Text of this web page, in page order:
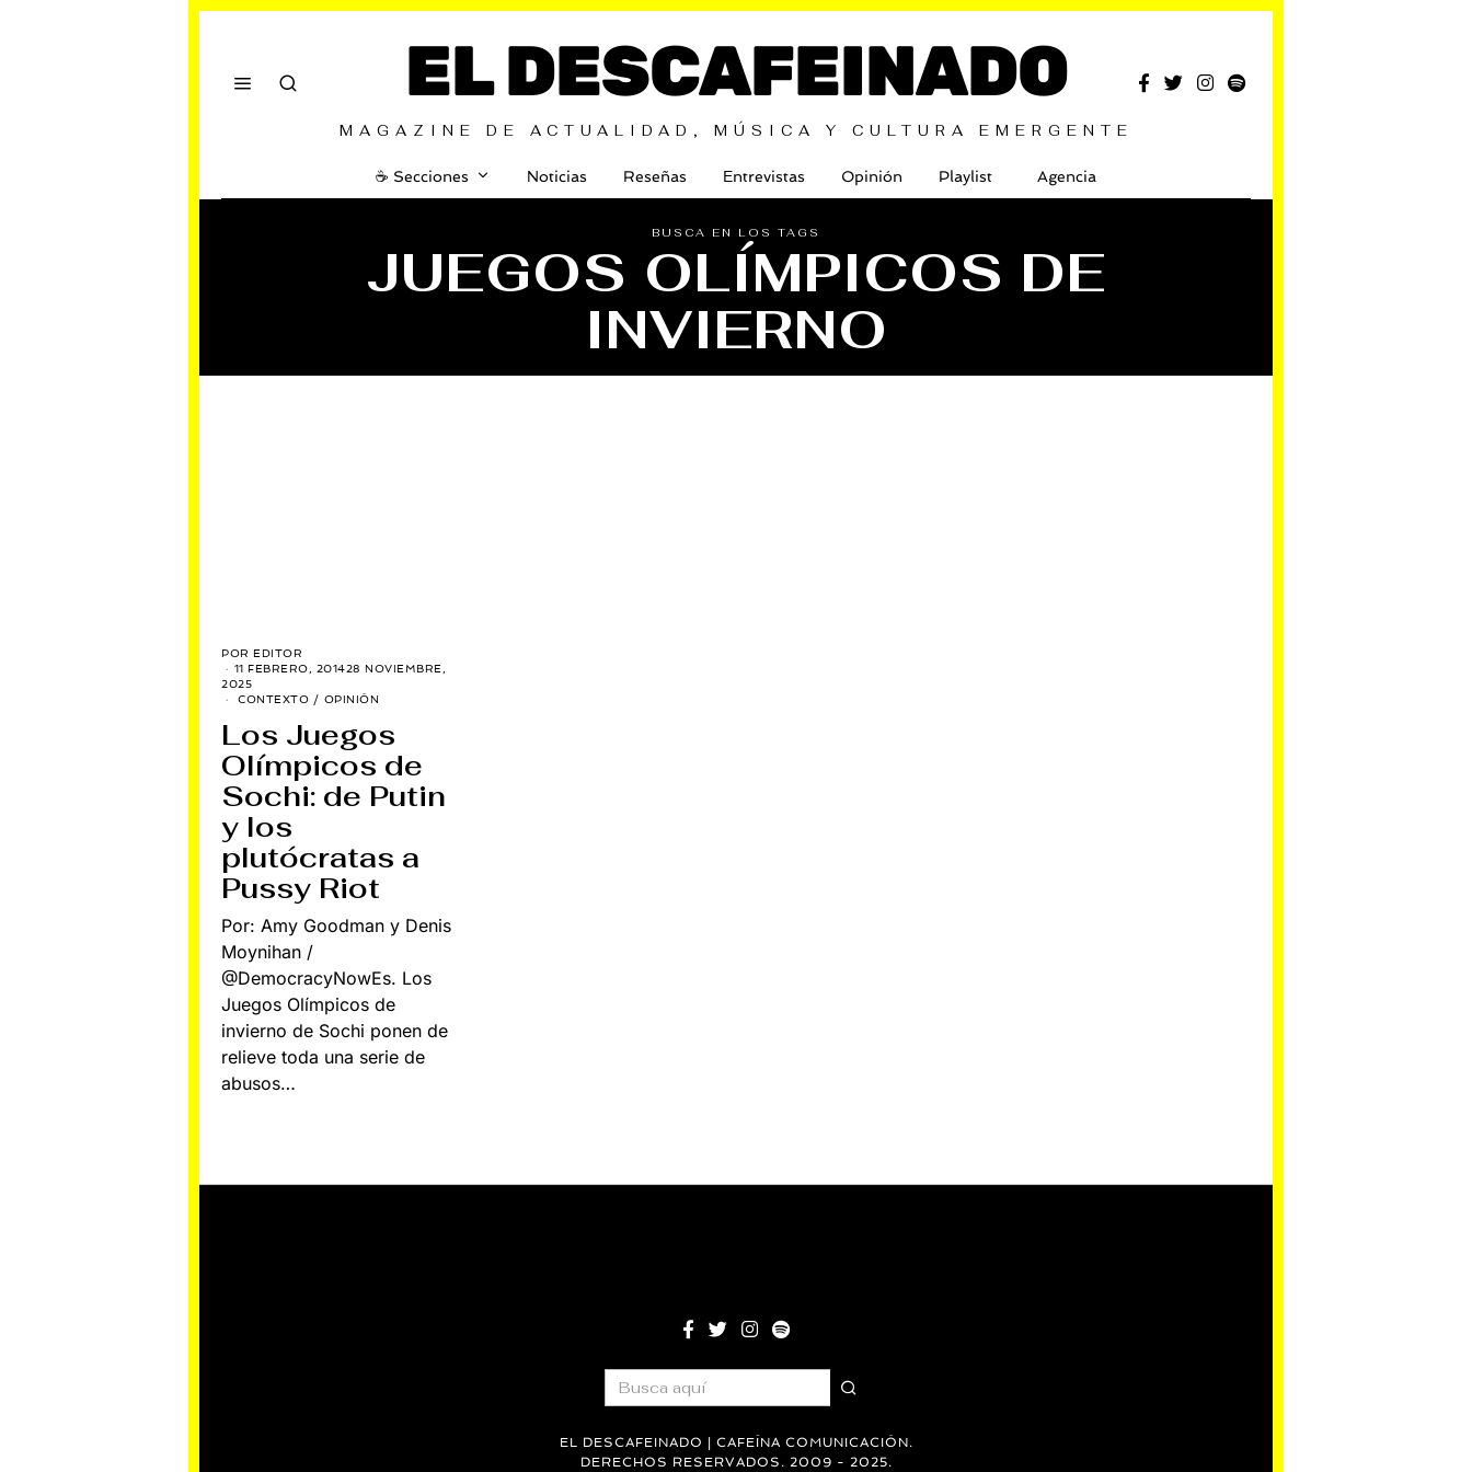
EL DESCAFEINADO
MAGAZINE DE ACTUALIDAD, MÚSICA Y CULTURA EMERGENTE
☕️ Secciones Noticias Reseñas Entrevistas Opinión Playlist Agencia
BUSCA EN LOS TAGS
JUEGOS OLÍMPICOS DE
INVIERNO
POR EDITOR
11 FEBRERO, 201428 NOVIEMBRE,
2025
CONTEXTO / OPINIÓN
Los Juegos
Olímpicos de
Sochi: de Putin
y los
plutócratas a
Pussy Riot
Por: Amy Goodman y Denis
Moynihan /
@DemocracyNowEs. Los
Juegos Olímpicos de
invierno de Sochi ponen de
relieve toda una serie de
abusos…
EL DESCAFEINADO | CAFEÍNA COMUNICACIÓN.
DERECHOS RESERVADOS. 2009 - 2025.